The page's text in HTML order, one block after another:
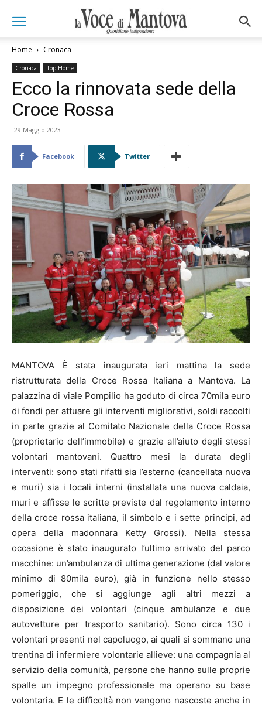
Home Cronaca
Cronaca Top-Home
Ecco la rinnovata sede della
Croce Rossa
29 Maggio 2023
Facebook Twitter
MANTOVA È stata inaugurata ieri mattina la sede
ristrutturata della Croce Rossa Italiana a Mantova. La
palazzina di viale Pompilio ha goduto di circa 70mila euro
di fondi per attuare gli interventi migliorativi, soldi raccolti
in parte grazie al Comitato Nazionale della Croce Rossa
(proprietario dell’immobile) e grazie all’aiuto degli stessi
volontari mantovani. Quattro mesi la durata degli
interventi: sono stati rifatti sia l’esterno (cancellata nuova
e muri) sia i locali interni (installata una nuova caldaia,
muri e affisse le scritte previste dal regolamento interno
della croce rossa italiana, il simbolo e i sette principi, ad
opera della madonnara Ketty Grossi). Nella stessa
occasione è stato inaugurato l’ultimo arrivato del parco
macchine: un’ambulanza di ultima generazione (dal valore
minimo di 80mila euro), già in funzione nello stesso
pomeriggio, che si aggiunge agli altri mezzi a
disposizione dei volontari (cinque ambulanze e due
autovetture per trasporto sanitario). Sono circa 130 i
volontari presenti nel capoluogo, ai quali si sommano una
trentina di infermiere volontarie allieve: una compagnia al
servizio della comunità, persone che hanno sulle proprie
spalle un impegno professionale ma operano su base
volontaria. E le difficoltà non vengono nascoste anche in